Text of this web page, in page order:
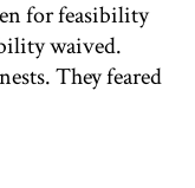
for feasibility
waived.
They feared